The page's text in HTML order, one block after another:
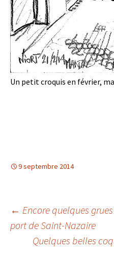
Un petit croquis en février,
9 septembre 2014
← Encore quelques
port de Saint-Nazaire
Quelques belles